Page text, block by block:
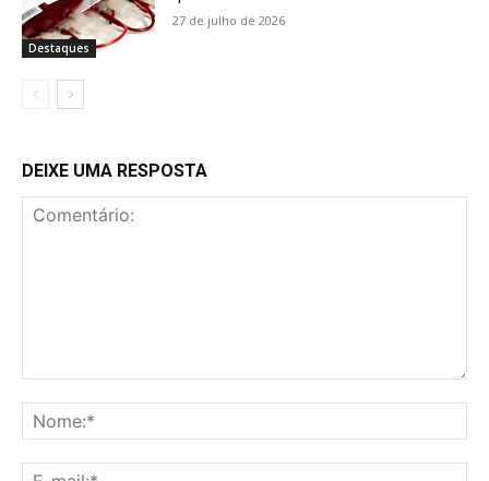
Destaques
27 de julho de 2026
DEIXE UMA RESPOSTA